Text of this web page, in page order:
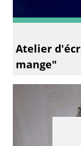
Atelier
mange"